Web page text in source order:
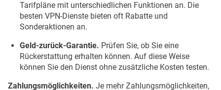
Tarifpläne mit unterschiedlichen Funktionen an. Die
besten VPN-Dienste bieten oft Rabatte und
Sonderaktionen an.
Geld-zurück-Garantie. Prüfen Sie, ob Sie eine
Rückerstattung erhalten können. Auf diese Weise
können Sie den Dienst ohne zusätzliche Kosten testen.
Zahlungsmöglichkeiten. Je mehr Zahlungsmöglichkeiten,